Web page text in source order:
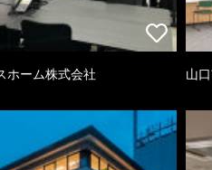
ホーム株式会社 山